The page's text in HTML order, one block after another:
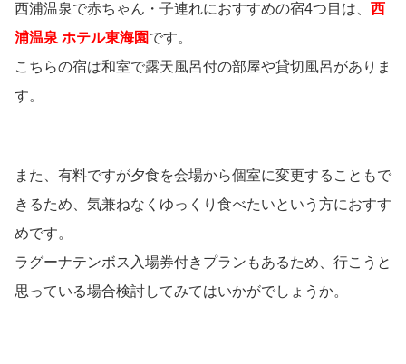
西浦温泉で赤ちゃん・子連れにおすすめの宿4つ目は、 西
浦温泉 ホテル東海園です。
こちらの宿は和室で露天風呂付の部屋や貸切風呂がありま
す。
また、有料ですが夕食を会場から個室に変更することもで
きるため、気兼ねなくゆっくり食べたいという方におすす
めです。
ラグーナテンボス入場券付きプランもあるため、行こうと
思っている場合検討してみてはいかがでしょうか。